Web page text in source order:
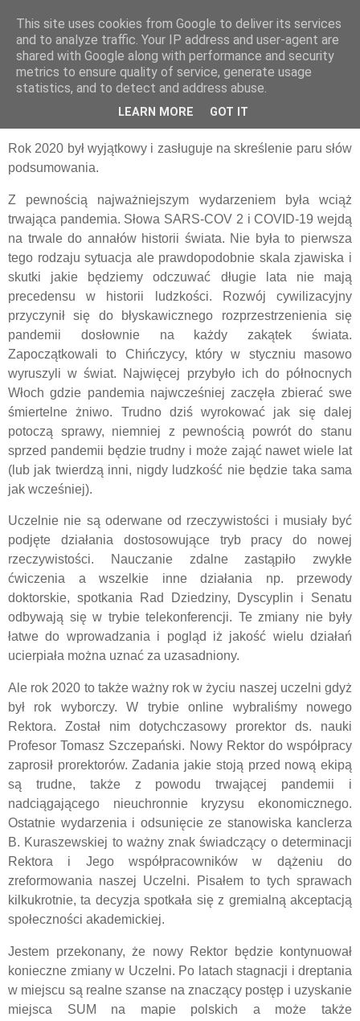
pluskiewicz.blogspot.com
niedziela, 27 grudnia 2020
Podsumowanie roku 2020
Rok 2020 był wyjątkowy i zasługuje na skreślenie paru słów
podsumowania.
Z pewnością najważniejszym wydarzeniem była wciąż
trwająca pandemia. Słowa SARS-COV 2 i COVID-19 wejdą
na trwale do annałów historii świata. Nie była to pierwsza
tego rodzaju sytuacja ale prawdopodobnie skala zjawiska i
skutki jakie będziemy odczuwać długie lata nie mają
precedensu w historii ludzkości. Rozwój cywilizacyjny
przyczynił się do błyskawicznego rozprzestrzenienia się
pandemii dosłownie na każdy zakątek świata.
Zapoczątkowali to Chińczycy, który w styczniu masowo
wyruszyli w świat. Najwięcej przybyło ich do północnych
Włoch gdzie pandemia najwcześniej zaczęła zbierać swe
śmiertelne żniwo. Trudno dziś wyrokować jak się dalej
potoczą sprawy, niemniej z pewnością powrót do stanu
sprzed pandemii będzie trudny i może zająć nawet wiele lat
(lub jak twierdzą inni, nigdy ludzkość nie będzie taka sama
jak wcześniej).
Uczelnie nie są oderwane od rzeczywistości i musiały być
podjęte działania dostosowujące tryb pracy do nowej
rzeczywistości. Nauczanie zdalne zastąpiło zwykłe
ćwiczenia a wszelkie inne działania np. przewody
doktorskie, spotkania Rad Dziedziny, Dyscyplin i Senatu
odbywają się w trybie telekonferencji. Te zmiany nie były
łatwe do wprowadzania i pogląd iż jakość wielu działań
ucierpiała można uznać za uzasadniony.
Ale rok 2020 to także ważny rok w życiu naszej uczelni gdyż
był rok wyborczy. W trybie online wybraliśmy nowego
Rektora. Został nim dotychczasowy prorektor ds. nauki
Profesor Tomasz Szczepański. Nowy Rektor do współpracy
zaprosił prorektorów. Zadania jakie stoją przed nową ekipą
są trudne, także z powodu trwającej pandemii i
nadciągającego nieuchronnie kryzysu ekonomicznego.
Ostatnie wydarzenia i odsunięcie ze stanowiska kanclerza
B. Kuraszewskiej to ważny znak świadczący o determinacji
Rektora i Jego współpracowników w dążeniu do
zreformowania naszej Uczelni. Pisałem to tych sprawach
kilkukrotnie, ta decyzja spotkała się z gremialną akceptacją
społeczności akademickiej.
Jestem przekonany, że nowy Rektor będzie kontynuował
konieczne zmiany w Uczelni. Po latach stagnacji i dreptania
w miejscu są realne szanse na znaczący postęp i uzyskanie
miejsca SUM na mapie polskich a może także
This site uses cookies from Google to deliver its services
and to analyze traffic. Your IP address and user-agent are
shared with Google along with performance and security
metrics to ensure quality of service, generate usage
statistics, and to detect and address abuse.
LEARN MORE GOT IT